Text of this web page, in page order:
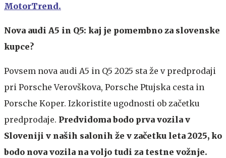
MotorTrend.
Nova audi A5 in Q5: kaj je pomembno za slovenske
kupce?
Povsem nova audi A5 in Q5 2025 sta že v predprodaji
pri Porsche Verovškova, Porsche Ptujska cesta in
Porsche Koper. Izkoristite ugodnosti ob začetku
predprodaje. Predvidoma bodo prva vozila v
Sloveniji v naših salonih že v začetku leta 2025, ko
bodo nova vozila na voljo tudi za testne vožnje.